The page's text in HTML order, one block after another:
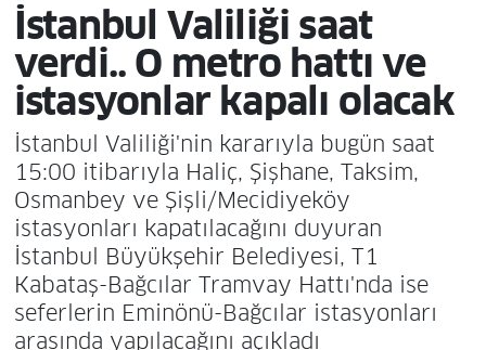
İstanbul Valiliği saat
verdi.. O metro hattı ve
istasyonlar kapalı olacak
İstanbul Valiliği'nin kararıyla bugün saat
15:00 itibarıyla Haliç, Şişhane, Taksim,
Osmanbey ve Şişli/Mecidiyeköy
istasyonları kapatılacağını duyuran
İstanbul Büyükşehir Belediyesi, T1
Kabataş-Bağcılar Tramvay Hattı'nda ise
seferlerin Eminönü-Bağcılar istasyonları
arasında yapılacağını açıkladı
Son Dakika Haberleri
Haber Arşivi